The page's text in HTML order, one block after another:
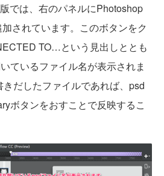
では、右のパネルにPhotoshop
されています。このボタンをク
TO…という見出しととも
ているファイル名が表示されま
だしたファイルであれば、psd
ボタンをおすことで反映するこ